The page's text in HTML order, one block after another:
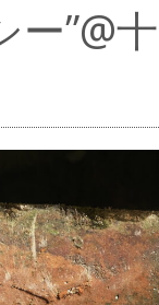
ー”@